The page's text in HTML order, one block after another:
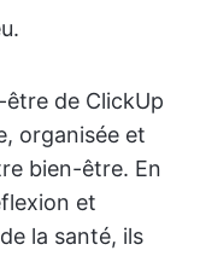
être de ClickUp
organisée et
bien-être. En
et
la santé, ils